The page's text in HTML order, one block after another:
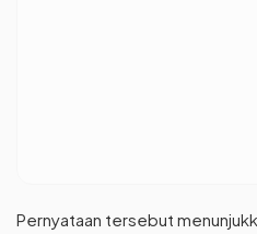
Pernyataan tersebut